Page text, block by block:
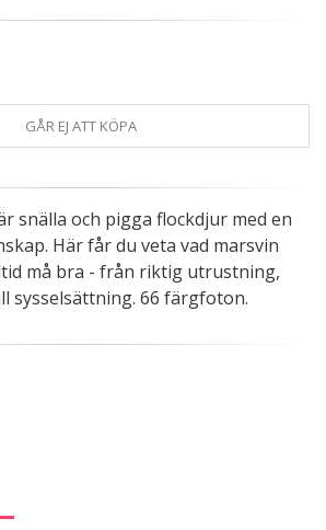
GÅR EJ ATT KÖPA
snälla och pigga flockdjur med en
Här får du veta vad marsvin
må bra - från riktig utrustning,
sysselsättning. 66 färgfoton.